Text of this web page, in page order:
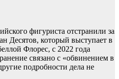
фигуриста отстранили за
Десятов, который выступает в
Флорес, с 2022 года
связано с «обвинением в
подробности дела не